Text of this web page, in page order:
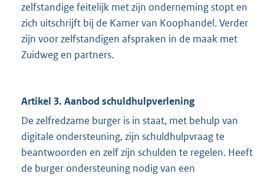
zelfstandige feitelijk met zijn onderneming stopt en
zich uitschrijft bij de Kamer van Koophandel. Verder
zijn voor zelfstandigen afspraken in de maak met
Zuidweg en partners.
Artikel 3. Aanbod schuldhulpverlening
De zelfredzame burger is in staat, met behulp van
digitale ondersteuning, zijn schuldhulpvraag te
beantwoorden en zelf zijn schulden te regelen. Heeft
de burger ondersteuning nodig van een